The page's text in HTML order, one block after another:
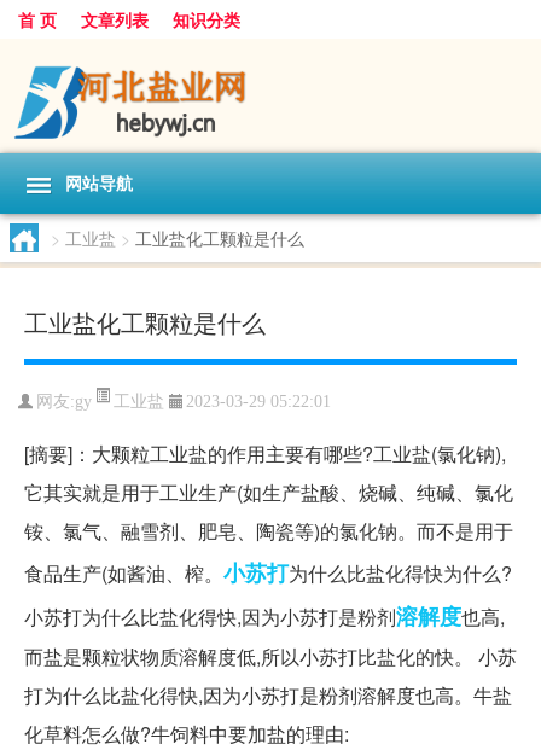
首 页 文章列表 知识分类
网站导航
> 工业盐 > 工业盐化工颗粒是什么
工业盐化工颗粒是什么
网友:gy 工业盐 2023-03-29 05:22:01
[摘要]：大颗粒工业盐的作用主要有哪些?工业盐(氯化钠),
它其实就是用于工业生产(如生产盐酸、烧碱、纯碱、氯化
铵、氯气、融雪剂、肥皂、陶瓷等)的氯化钠。而不是用于
食品生产(如酱油、榨。 小苏打为什么比盐化得快为什么?
小苏打为什么比盐化得快,因为小苏打是粉剂溶解度也高,
而盐是颗粒状物质溶解度低,所以小苏打比盐化的快。 小苏
打为什么比盐化得快,因为小苏打是粉剂溶解度也高。牛盐
化草料怎么做?牛饲料中要加盐的理由: